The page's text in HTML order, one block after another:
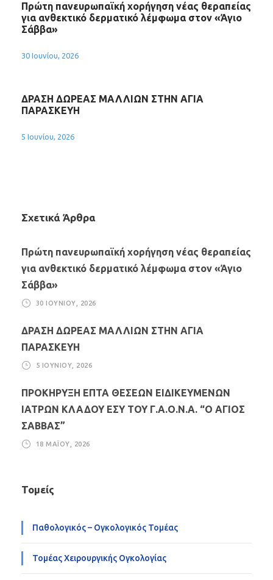
Πρώτη πανευρωπαϊκή χορήγηση νέας θεραπείας
για ανθεκτικό δερματικό λέμφωμα στον «Άγιο
Σάββα»
30 Ιουνίου, 2026
ΔΡΑΣΗ ΔΩΡΕΑΣ ΜΑΛΛΙΩΝ ΣΤΗΝ ΑΓΙΑ
ΠΑΡΑΣΚΕΥΗ
5 Ιουνίου, 2026
Σχετικά Άρθρα
Πρώτη πανευρωπαϊκή χορήγηση νέας θεραπείας
για ανθεκτικό δερματικό λέμφωμα στον «Άγιο
Σάββα»
30 ΙΟΥΝΊΟΥ, 2026
ΔΡΑΣΗ ΔΩΡΕΑΣ ΜΑΛΛΙΩΝ ΣΤΗΝ ΑΓΙΑ
ΠΑΡΑΣΚΕΥΗ
5 ΙΟΥΝΊΟΥ, 2026
ΠΡΟΚΗΡΥΞΗ ΕΠΤΑ ΘΕΣΕΩΝ ΕΙΔΙΚΕΥΜΕΝΩΝ
ΙΑΤΡΩΝ ΚΛΑΔΟΥ ΕΣΥ ΤΟΥ Γ.Α.Ο.Ν.Α. “Ο ΑΓΙΟΣ
ΣΑΒΒΑΣ”
18 ΜΑΪ́ΟΥ, 2026
Τομείς
Παθολογικός – Ογκολογικός Τομέας
Τομέας Χειρουργικής Ογκολογίας